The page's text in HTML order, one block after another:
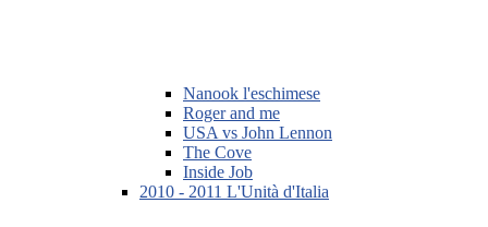
Nanook l'eschimese
Roger and me
USA vs John Lennon
The Cove
Inside Job
2010 - 2011 L'Unità d'Italia